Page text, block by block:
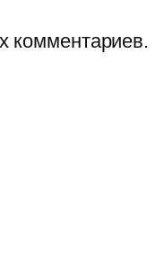
комментариев.